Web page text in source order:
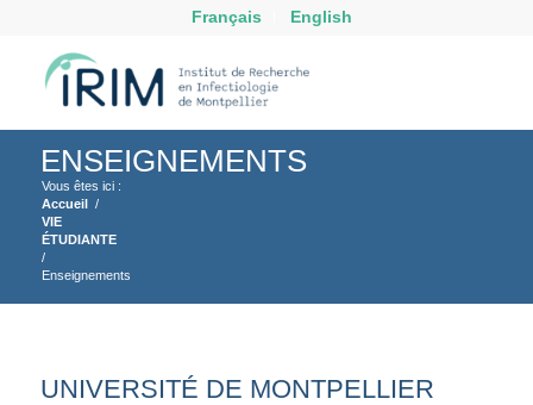
Français English
ENSEIGNEMENTS
Vous êtes ici :
Accueil /
VIE
ÉTUDIANTE
/
Enseignements
UNIVERSITÉ DE MONTPELLIER